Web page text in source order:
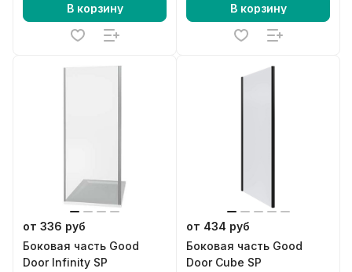
В корзину В корзину
от 336 руб
Боковая часть Good
Door Infinity SP
от 434 руб
Боковая часть Good
Door Cube SP